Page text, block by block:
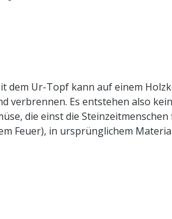
dem Ur-Topf kann auf einem
Es entstehen also
die einst die
Feuer), in ursprünglichem